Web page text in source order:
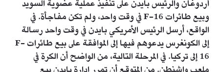
أردوغان والرئيس بايدن على تنفيذ عملية عضوية السويد
وبيع طائرات F-16 في وقت واحد، ولم تكن مفاجأة. في
الواقع، أرسل الرئيس الأمريكي بايدن في وقت واحد رسالة
إلى الكونغرس يدعوهم فيها إلى الموافقة على بيع طائرات F-
16 إلى تركيا. في المرحلة التالية، من الواضح أن الكرة في